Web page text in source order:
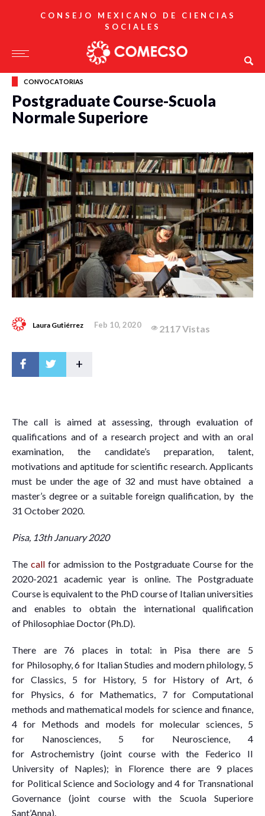
CONSEJO MEXICANO DE CIENCIAS
SOCIALES
CONVOCATORIAS
Postgraduate Course-Scuola
Normale Superiore
Laura Gutiérrez Feb 10, 2020 2117 Vistas
+
The call is aimed at assessing, through evaluation of
qualifications and of a research project and with an oral
examination, the candidate’s preparation, talent,
motivations and aptitude for scientific research. Applicants
must be under the age of 32 and must have obtained a
master’s degree or a suitable foreign qualification, by the
31 October 2020.
Pisa, 13th January 2020
The call for admission to the Postgraduate Course for the
2020-2021 academic year is online. The Postgraduate
Course is equivalent to the PhD course of Italian universities
and enables to obtain the international qualification
of Philosophiae Doctor (Ph.D).
There are 76 places in total: in Pisa there are 5
for Philosophy, 6 for Italian Studies and modern philology, 5
for Classics, 5 for History, 5 for History of Art, 6
for Physics, 6 for Mathematics, 7 for Computational
methods and mathematical models for science and finance,
4 for Methods and models for molecular sciences, 5
for Nanosciences, 5 for Neuroscience, 4
for Astrochemistry (joint course with the Federico II
University of Naples); in Florence there are 9 places
for Political Science and Sociology and 4 for Transnational
Governance (joint course with the Scuola Superiore
Sant’Anna).